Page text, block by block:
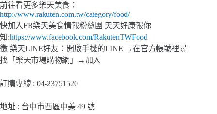
前往看更多樂天美食：
http://www.rakuten.com.tw/category/food/
快加入FB樂天美食情報粉絲團 天天好康報你
知:https://www.facebook.com/RakutenTWFood
徵 樂天LINE好友：開啟手機的LINE →在官方帳號裡尋
找「樂天市場購物網」→加入
訂購專線 : 04-23751520
地址 : 台中市西區中美 49 號